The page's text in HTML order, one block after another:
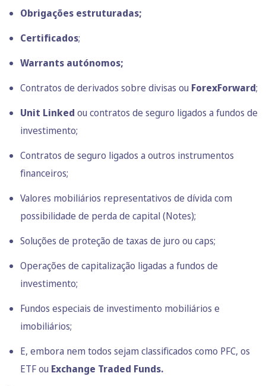
Obrigações estruturadas;
Certificados;
Warrants autónomos;
Contratos de derivados sobre divisas ou ForexForward;
Unit Linked ou contratos de seguro ligados a fundos de
investimento;
Contratos de seguro ligados a outros instrumentos
financeiros;
Valores mobiliários representativos de dívida com
possibilidade de perda de capital (Notes);
Soluções de proteção de taxas de juro ou caps;
Operações de capitalização ligadas a fundos de
investimento;
Fundos especiais de investimento mobiliários e
imobiliários;
E, embora nem todos sejam classificados como PFC, os
ETF ou Exchange Traded Funds.